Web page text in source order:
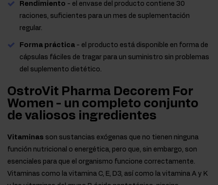
Rendimiento - el envase del producto contiene 30
raciones, suficientes para un mes de suplementación
regular.
Forma práctica - el producto está disponible en forma de
cápsulas fáciles de tragar para un suministro sin problemas
del suplemento dietético.
OstroVit Pharma Decorem For
Women - un completo conjunto
de valiosos ingredientes
Vitaminas son sustancias exógenas que no tienen ninguna
función nutricional o energética, pero que, sin embargo, son
esenciales para que el organismo funcione correctamente.
Vitaminas como la vitamina C, E, D3, así como la vitamina A y K